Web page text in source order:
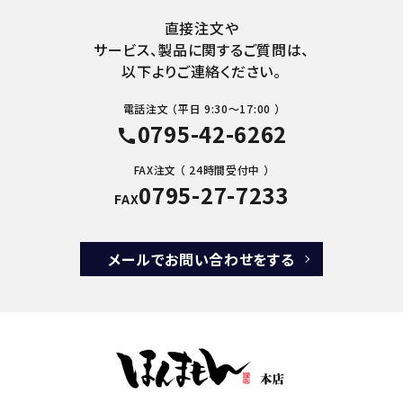
直接注文や
サービス、製品に関するご質問は、
以下よりご連絡ください。
電話注文 （平日 9:30～17:00 ）
call0795-42-6262
FAX注文 （ 24時間受付中 ）
FAX0795-27-7233
メールでお問い合わせをする